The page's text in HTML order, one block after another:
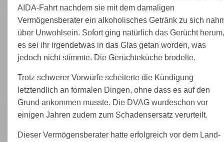
AIDA-Fahrt nachdem sie mit dem damaligen
Vermögensberater ein alkoholisches Getränk zu sich
über Unwohlsein. Sofort ging natürlich das Gerücht herum,
es sei ihr irgendetwas in das Glas getan worden, was
jedoch nicht stimmte. Die Gerüchteküche brodelte.
Trotz schwerer Vorwürfe scheiterte die Kündigung
letztendlich an formalen Dingen, ohne dass es auf den
Grund ankommen musste. Die DVAG wurdeschon vor
einigen Jahren zudem zum Schadensersatz verurteilt.
Dieser Vermögensberater hatte erfolgreich vor dem Land-